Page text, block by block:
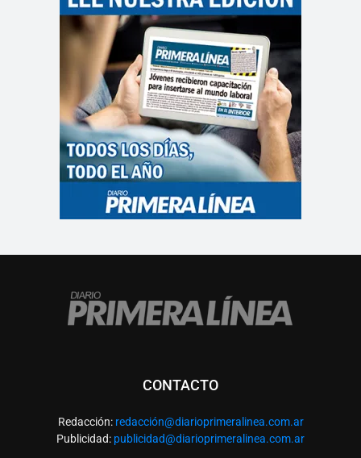
CONTACTO
Redacción: redacción@diarioprimeralinea.com.ar
Publicidad: publicidad@diarioprimeralinea.com.ar